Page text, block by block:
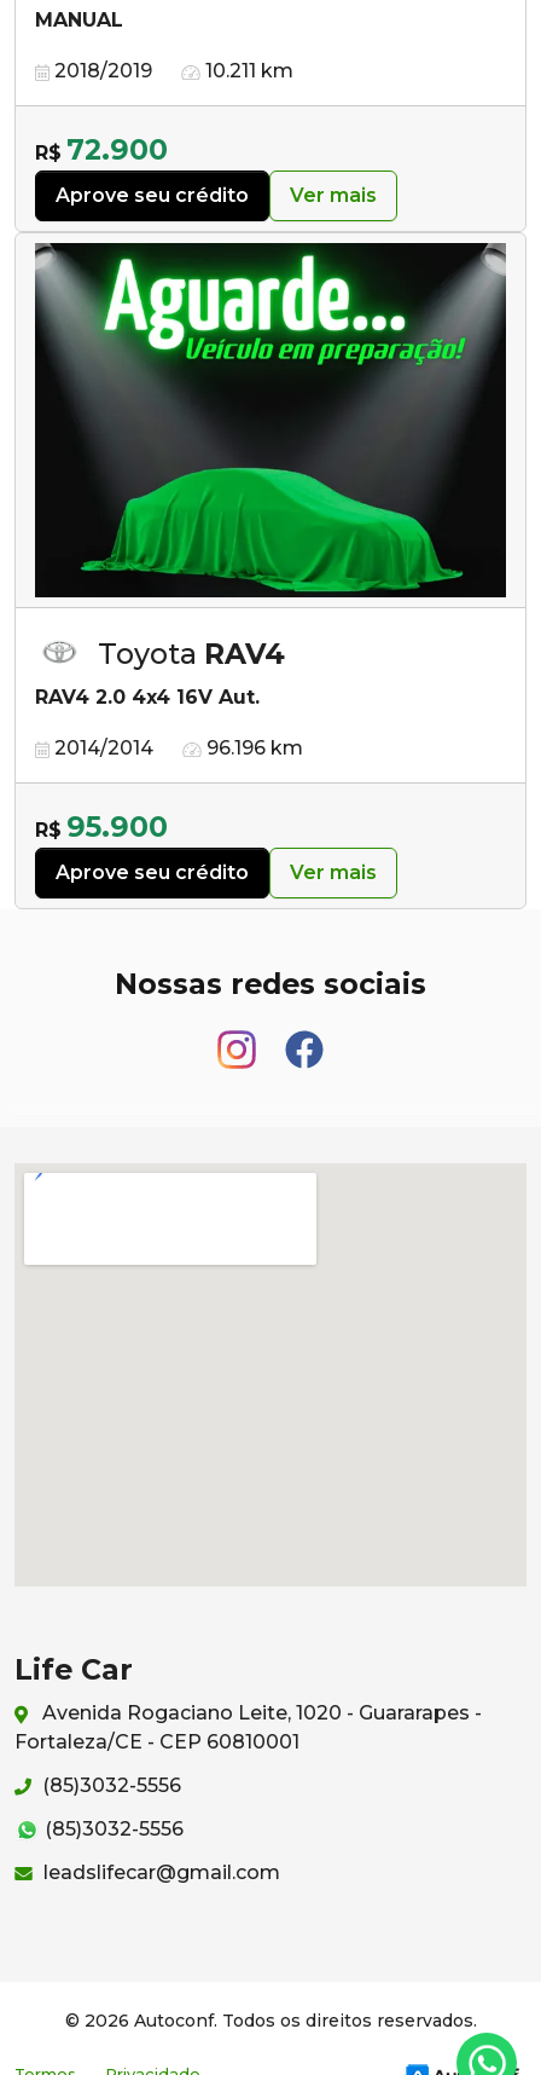
MANUAL
2018/2019 10.211 km
R$ 72.900
Aprove seu crédito Ver mais
Toyota RAV4
RAV4 2.0 4x4 16V Aut.
2014/2014 96.196 km
R$ 95.900
Aprove seu crédito Ver mais
Nossas redes sociais
Life Car
Avenida Rogaciano Leite, 1020 - Guararapes -
Fortaleza/CE - CEP 60810001
(85)3032-5556
(85)3032-5556
leadslifecar@gmail.com
© 2026 Autoconf. Todos os direitos reservados.